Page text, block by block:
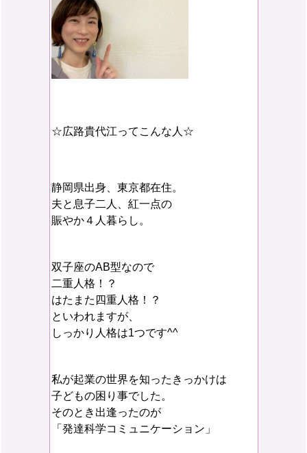
☆広路貴代江ってこんな人☆
静岡県出身、東京都在住。
夫と息子二人、紅一点の
賑やか４人暮らし。
双子座のAB型なので
二重人格！？
はたまた四重人格！？
といわれますが、
しっかり人格は1つです^^
私が起業の世界を知ったきっかけは
子どもの困り事でした。
そのとき出逢ったのが
「発達科学コミュニケーション」